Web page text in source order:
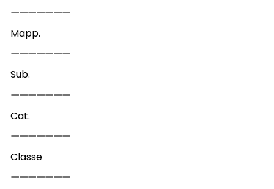
Mapp.
Sub.
Cat.
Classe